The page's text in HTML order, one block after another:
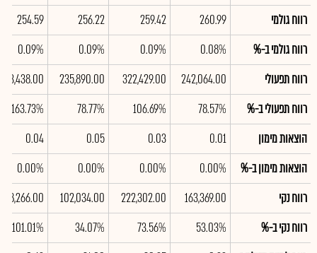
רווח גולמי
260.99
259.42
256.22
254.59
רווח גולמי ב-%
0.08%
0.09%
0.09%
0.09%
רווח תפעולי
242,064.00
322,429.00
235,890.00
483,438.00
רווח תפעולי ב-%
78.57%
106.69%
78.77%
163.73%
הוצאות מימון
0.01
0.03
0.05
0.04
הוצאות מימון ב-%
0.00%
0.00%
0.00%
0.00%
רווח נקי
163,369.00
222,302.00
102,034.00
298,266.00
רווח נקי ב-%
53.03%
73.56%
34.07%
101.01%